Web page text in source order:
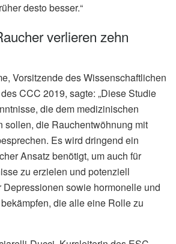
desto besser.“
verlieren zehn
Vorsitzende des Wissenschaftlichen
CCC 2019, sagte: „Diese Studie
die dem medizinischen
sollen, die Rauchentwöhnung mit
Es wird dringend ein
Ansatz benötigt, um auch für
zu erzielen und potenziell
sowie hormonelle und
die alle eine Rolle zu